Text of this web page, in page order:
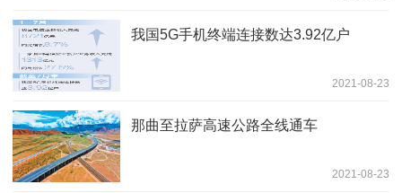
我国5G手机终端连接数达3.92亿户
2021-08-23
那曲至拉萨高速公路全线通车
2021-08-23